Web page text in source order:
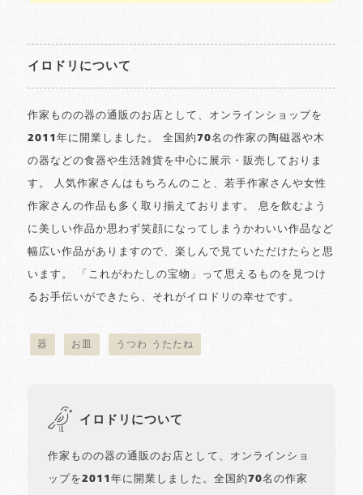
イロドリについて
作家ものの器の通販のお店として、オンラインショップを
2011年に開業しました。 全国約70名の作家の陶磁器や木
の器などの食器や生活雑貨を中心に展示・販売しておりま
す。 人気作家さんはもちろんのこと、若手作家さんや女性
作家さんの作品も多く取り揃えております。 息を飲むよう
に美しい作品か思わず笑顔になってしまうかわいい作品など
幅広い作品がありますので、楽しんで見ていただけたらと思
います。 「これがわたしの宝物」って思えるものを見つけ
るお手伝いができたら、それがイロドリの幸せです。
器 お皿 うつわ うたたね
イロドリについて
作家ものの器の通販のお店として、オンラインショ
ップを2011年に開業しました。全国約70名の作家